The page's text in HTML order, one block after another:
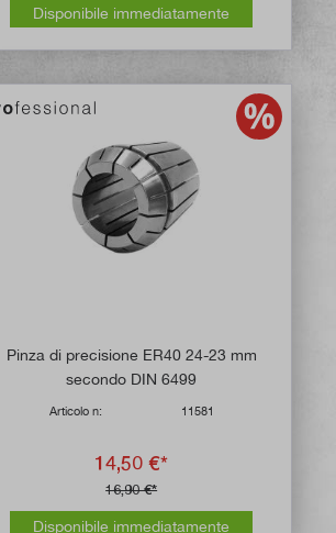
Disponibile immediatamente
Pinza di precisione ER40 24-23 mm
secondo DIN 6499
Articolo n: 11581
14,50 €*
16,90 €*
Disponibile immediatamente